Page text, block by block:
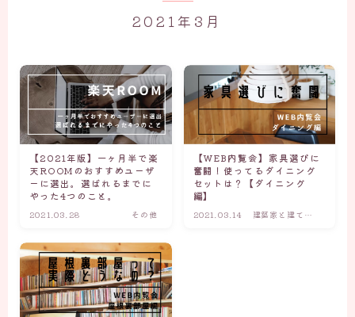
2021年3月
【2021年版】一ヶ月半で楽
天ROOMのおすすめユーザ
ーに選出。選ばれるまでに
やった4つのこと。
2021.03.28 その他
【WEB内覧会】家具選びに
奮闘！使ってるダイニング
セットは？【ダイニング
編】
2021.03.14
建築家と建てた